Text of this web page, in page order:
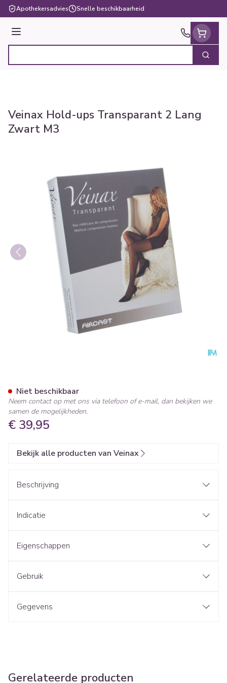
Ga naar de inhoud
Apothekersadvies Snelle beschikbaarheid
Menu
Zoek
Veinax Hold-ups Transparant 2 Lang
Zwart M3
€ 39,95
Niet beschikbaar
Neem contact op met ons via telefoon of e-mail, dan bekijken we
samen de mogelijkheden.
Bekijk alle producten van Veinax
Beschrijving
Indicatie
Eigenschappen
Gebruik
Gegevens
Gerelateerde producten